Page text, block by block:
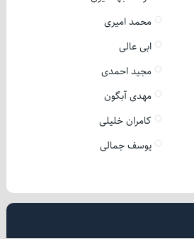
محمد امیری
ابی عالی
مجید احمدی
مهدی آبگون
کامران خلیلی
یوسف جمالی